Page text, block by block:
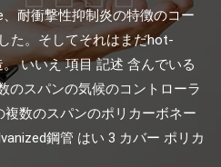
耐衝撃性抑制炎の特徴のコー
た。そしてそれはまだhot-
いいえ 項目 記述 含んでいる
のスパンの気候のコントローラ
数のスパンのポリカーボネー
鋼管 はい 3 カバー ポリカ